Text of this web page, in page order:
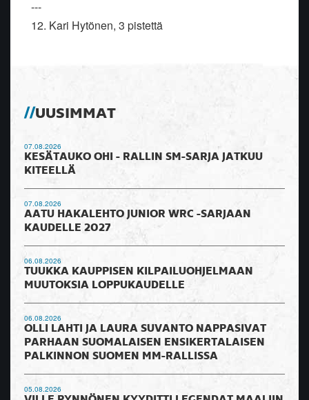
---
12. Kari Hytönen, 3 pistettä
UUSIMMAT
07.08.2026
KESÄTAUKO OHI - RALLIN SM-SARJA JATKUU
KITEELLÄ
07.08.2026
AATU HAKALEHTO JUNIOR WRC -SARJAAN
KAUDELLE 2027
06.08.2026
TUUKKA KAUPPISEN KILPAILUOHJELMAAN
MUUTOKSIA LOPPUKAUDELLE
06.08.2026
OLLI LAHTI JA LAURA SUVANTO NAPPASIVAT
PARHAAN SUOMALAISEN ENSIKERTALAISEN
PALKINNON SUOMEN MM-RALLISSA
05.08.2026